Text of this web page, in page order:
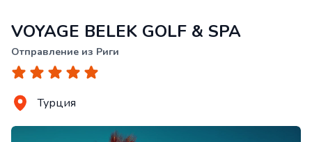
VOYAGE BELEK GOLF & SPA
Отправление из Риги
Турция